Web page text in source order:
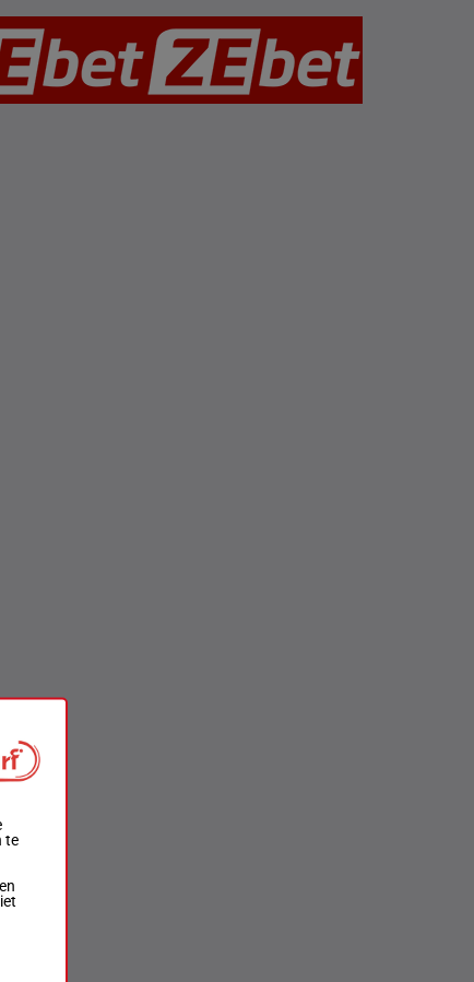
te